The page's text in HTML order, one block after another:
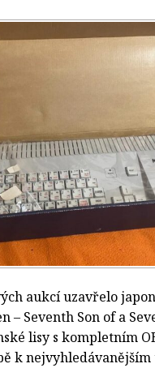
aukcí uzavřelo
– Seventh Son of a
lisy s kompletním
k